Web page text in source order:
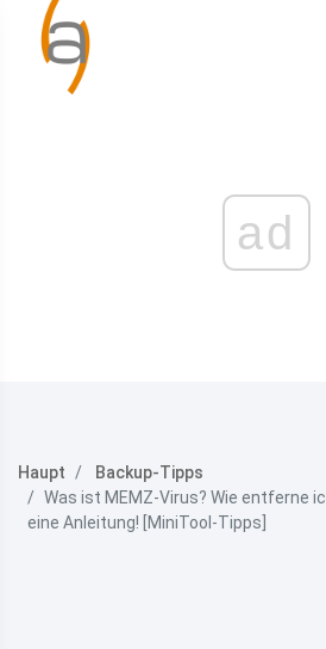
ad
Haupt
Backup-Tipps
Was ist MEMZ-Virus? Wie entferne
eine Anleitung! [MiniTool-Tipps]